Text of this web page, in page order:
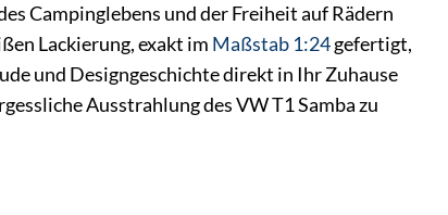
Campinglebens und der Freiheit auf Rädern
Lackierung, exakt im Maßstab 1:24gefertigt,
und Designgeschichte direkt in Ihr Zuhause
Ausstrahlung des VW T1 Samba zu